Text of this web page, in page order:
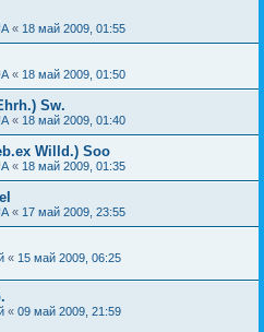
« 18 май 2009, 01:55
« 18 май 2009, 01:50
Sw.
« 18 май 2009, 01:40
Willd.) Soo
« 18 май 2009, 01:35
« 17 май 2009, 23:55
« 15 май 2009, 06:25
« 09 май 2009, 21:59